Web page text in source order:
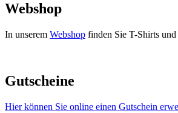
Webshop
In unserem Webshop finden Sie T-Shirts
Gutscheine
Hier können Sie online einen Gutschein